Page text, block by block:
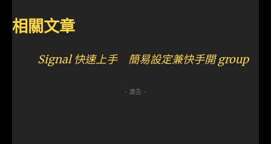
相關文章
Signal 快速上手 簡易設定兼快手開 group
- 廣告 -